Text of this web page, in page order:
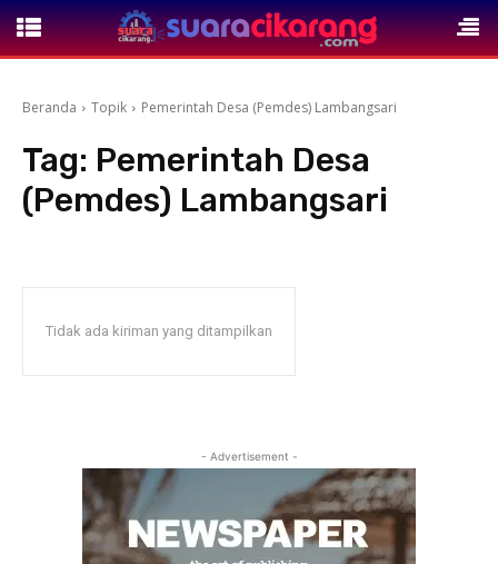
Beranda Topik Pemerintah Desa (Pemdes) Lambangsari
Tag: Pemerintah Desa
(Pemdes) Lambangsari
Tidak ada kiriman yang ditampilkan
- Advertisement -